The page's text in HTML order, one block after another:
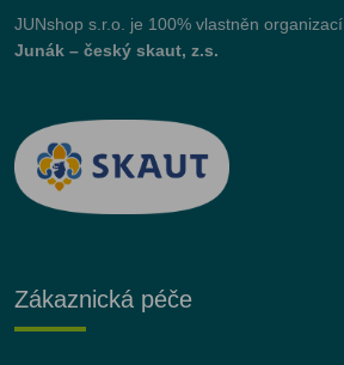
JUNshop s.r.o.
je 100% vlastněn organizací
Junák – český skaut, z.s.
Zákaznická péče